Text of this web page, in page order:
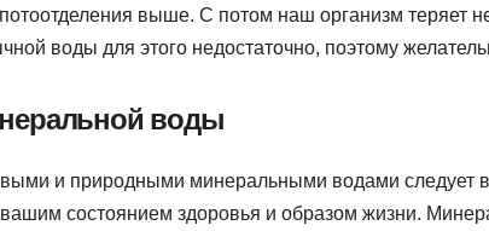
выше. С потом наш организм теряет
воды для этого недостаточно, поэтому
воды
и природными минеральными водами следует
вашим состоянием здоровья и образом жизни.